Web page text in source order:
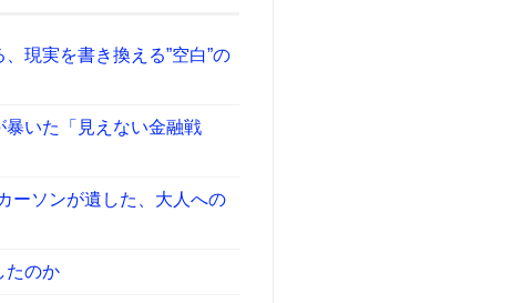
現実を書き換える”空白”の
いた「見えない金融戦
ーソンが遺した、大人への
たのか